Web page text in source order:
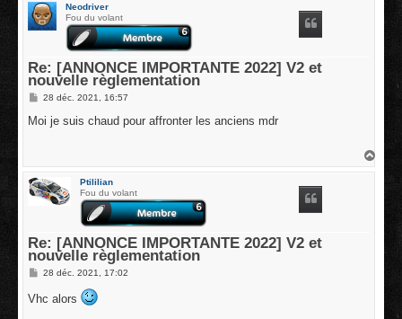
Neodriver
Fou du volant
Re: [ANNONCE IMPORTANTE 2022] V2 et
nouvelle règlementation
M
s
28 déc. 2021, 16:57
Moi je suis chaud pour affronter les anciens mdr
Ptililian
Fou du volant
Re: [ANNONCE IMPORTANTE 2022] V2 et
nouvelle règlementation
M
s
28 déc. 2021, 17:02
Vhc alors